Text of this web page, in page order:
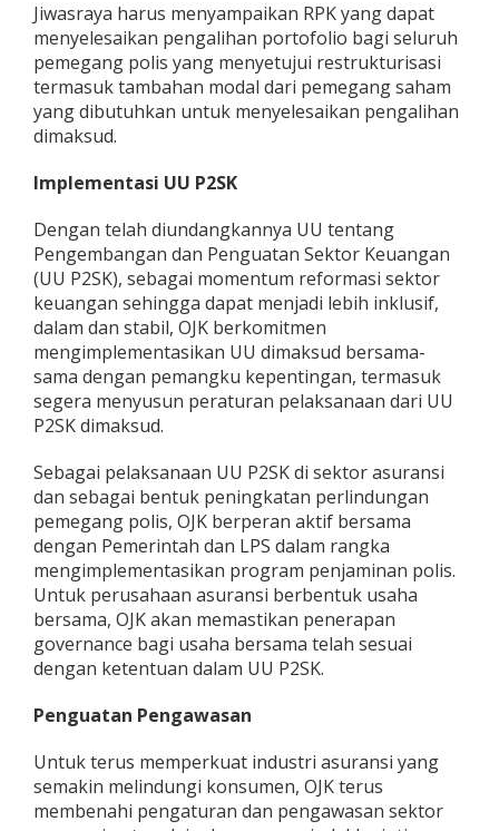
Jiwasraya harus menyampaikan RPK yang dapat
menyelesaikan pengalihan portofolio bagi seluruh
pemegang polis yang menyetujui restrukturisasi
termasuk tambahan modal dari pemegang saham
yang dibutuhkan untuk menyelesaikan pengalihan
dimaksud.
Implementasi UU P2SK
Dengan telah diundangkannya UU tentang
Pengembangan dan Penguatan Sektor Keuangan
(UU P2SK), sebagai momentum reformasi sektor
keuangan sehingga dapat menjadi lebih inklusif,
dalam dan stabil, OJK berkomitmen
mengimplementasikan UU dimaksud bersama-
sama dengan pemangku kepentingan, termasuk
segera menyusun peraturan pelaksanaan dari UU
P2SK dimaksud.
Sebagai pelaksanaan UU P2SK di sektor asuransi
dan sebagai bentuk peningkatan perlindungan
pemegang polis, OJK berperan aktif bersama
dengan Pemerintah dan LPS dalam rangka
mengimplementasikan program penjaminan polis.
Untuk perusahaan asuransi berbentuk usaha
bersama, OJK akan memastikan penerapan
governance bagi usaha bersama telah sesuai
dengan ketentuan dalam UU P2SK.
Penguatan Pengawasan
Untuk terus memperkuat industri asuransi yang
semakin melindungi konsumen, OJK terus
membenahi pengaturan dan pengawasan sektor